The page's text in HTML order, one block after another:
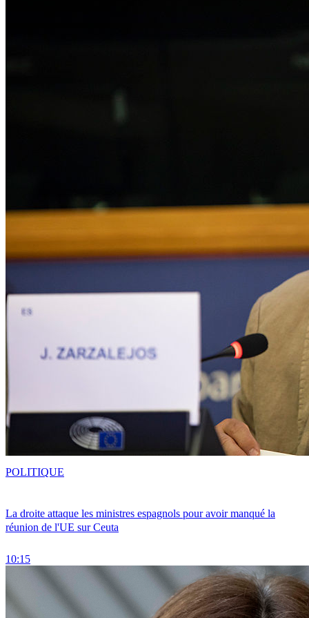
La droite attaque les ministres espagnols pour avoir manqué la
réunion de l'UE sur Ceuta
10:15
POLITIQUE